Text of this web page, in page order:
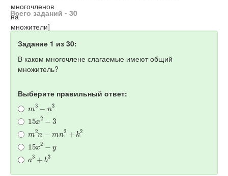
Всего заданий - 30
Задание 1 из 30:
В каком многочлене слагаемые имеют общий
множитель?
Выберите правильный ответ:
3
3
15 x2 −3
m2 mn 2+
15 x2
y
a3+ 3